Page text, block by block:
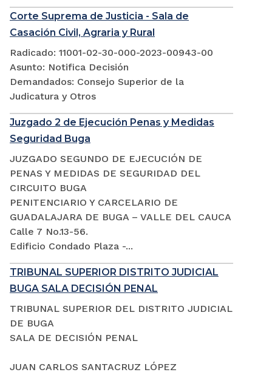
Corte Suprema de Justicia - Sala de
Casación Civil, Agraria y Rural
Radicado: 11001-02-30-000-2023-00943-00
Asunto: Notifica Decisión
Demandados: Consejo Superior de la
Judicatura y Otros
Juzgado 2 de Ejecución Penas y Medidas
Seguridad Buga
JUZGADO SEGUNDO DE EJECUCIÓN DE
PENAS Y MEDIDAS DE SEGURIDAD DEL
CIRCUITO BUGA
PENITENCIARIO Y CARCELARIO DE
GUADALAJARA DE BUGA – VALLE DEL CAUCA
Calle 7 No.13-56.
Edificio Condado Plaza -...
TRIBUNAL SUPERIOR DISTRITO JUDICIAL
BUGA SALA DECISIÓN PENAL
TRIBUNAL SUPERIOR DEL DISTRITO JUDICIAL
DE BUGA
SALA DE DECISIÓN PENAL
JUAN CARLOS SANTACRUZ LÓPEZ